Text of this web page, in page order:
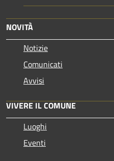
NOVITÀ
Notizie
Comunicati
Avvisi
VIVERE IL COMUNE
Luoghi
Eventi